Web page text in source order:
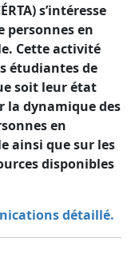
s’intéresse
personnes en
Cette activité
étudiantes de
soit leur état
la dynamique des
en
ainsi que sur les
disponibles
détaillé.